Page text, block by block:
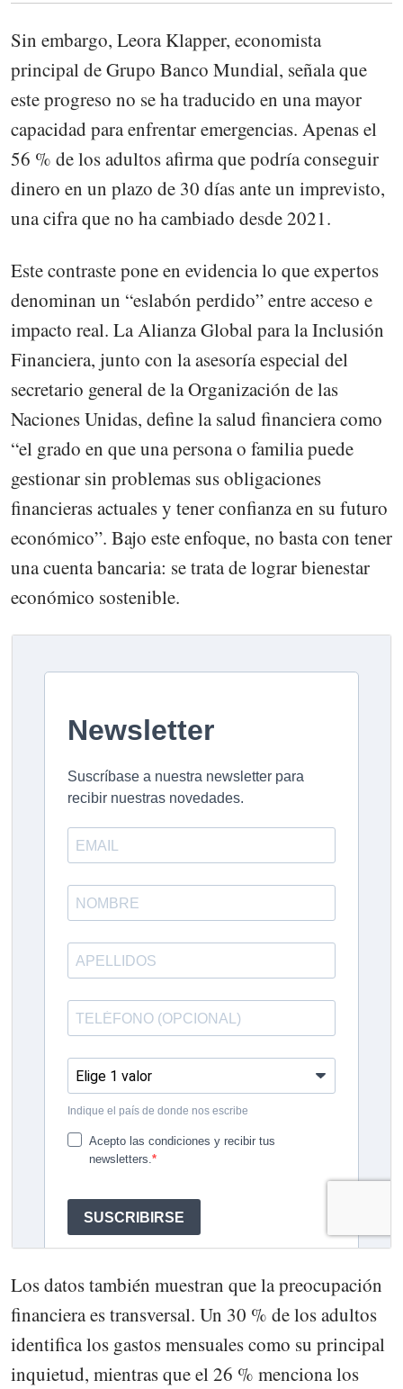
Sin embargo, Leora Klapper, economista
principal de Grupo Banco Mundial, señala que
este progreso no se ha traducido en una mayor
capacidad para enfrentar emergencias. Apenas el
56 % de los adultos afirma que podría conseguir
dinero en un plazo de 30 días ante un imprevisto,
una cifra que no ha cambiado desde 2021.
Este contraste pone en evidencia lo que expertos
denominan un “eslabón perdido” entre acceso e
impacto real. La Alianza Global para la Inclusión
Financiera, junto con la asesoría especial del
secretario general de la Organización de las
Naciones Unidas, define la salud financiera como
“el grado en que una persona o familia puede
gestionar sin problemas sus obligaciones
financieras actuales y tener confianza en su futuro
económico”. Bajo este enfoque, no basta con tener
una cuenta bancaria: se trata de lograr bienestar
económico sostenible.
Los datos también muestran que la preocupación
financiera es transversal. Un 30 % de los adultos
identifica los gastos mensuales como su principal
inquietud, mientras que el 26 % menciona los